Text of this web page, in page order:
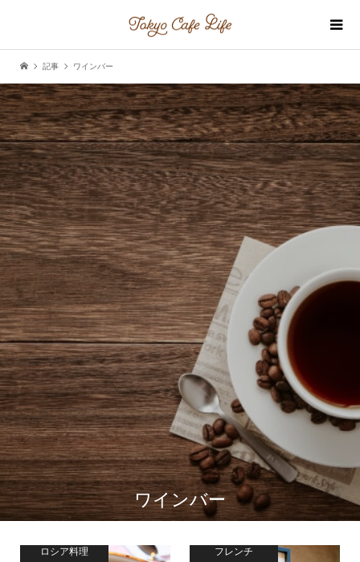
記事 ワインバー
ワインバー
ロシア料理 フレンチ